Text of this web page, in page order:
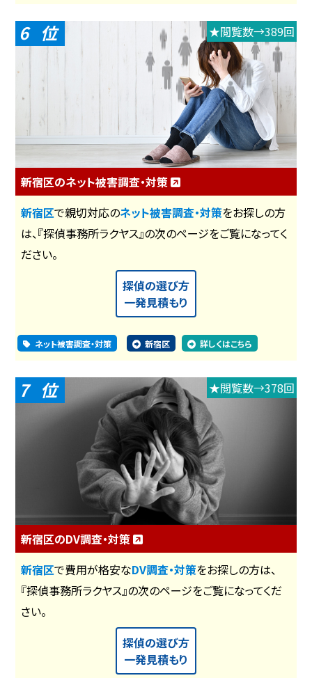
6 ★閲覧数→389回
新宿区のネット被害調査・対策
新宿区で親切対応のネット被害調査・対策をお探しの方
は、『探偵事務所ラクヤス』の次のページをご覧になってく
ださい。
探偵の選び方
一発見積もり
ネット被害調査・対策 新宿区 詳しくはこちら
7 ★閲覧数→378回
新宿区のDV調査・対策
新宿区で費用が格安なDV調査・対策をお探しの方は、
『探偵事務所ラクヤス』の次のページをご覧になってくだ
さい。
探偵の選び方
一発見積もり